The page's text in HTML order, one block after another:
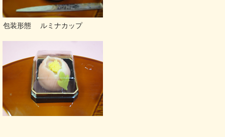
包装形態 ルミナカップ